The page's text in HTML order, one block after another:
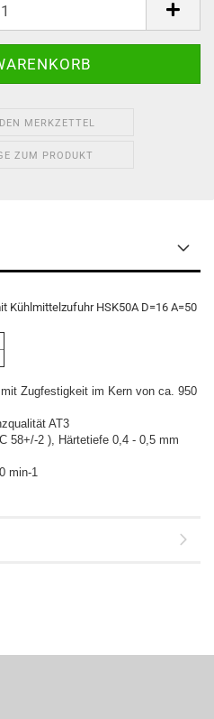
MERKZETTEL
ZUM PRODUKT
Kühlmittelzufuhr HSK50A D=16 A=50
Zugfestigkeit im Kern von ca. 950
AT3
58+/-2 ), Härtetiefe 0,4 - 0,5 mm
min-1